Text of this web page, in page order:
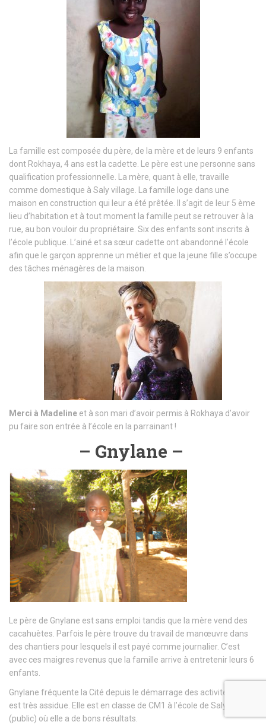
La famille est composée du père, de la mère et de leurs 9 enfants
dont Rokhaya, 4 ans est la cadette. Le père est une personne sans
qualification professionnelle. La mère, quant à elle, travaille
comme domestique à Saly village. La famille loge dans une
maison en construction qui leur a été prêtée. Il s’agit de leur 5 ème
lieu d’habitation et à tout moment la famille peut se retrouver à la
rue, au bon vouloir du propriétaire. Six des enfants sont inscrits à
l’école publique. L’ainé et sa sœur cadette ont abandonné l’école
afin que le garçon apprenne un métier et que la jeune fille s’occupe
des tâches ménagères de la maison.
Merci à Madeline et à son mari d’avoir permis à Rokhaya d’avoir
pu faire son entrée à l’école en la parrainant !
– Gnylane –
Le père de Gnylane est sans emploi tandis que la mère vend des
cacahuètes. Parfois le père trouve du travail de manœuvre dans
des chantiers pour lesquels il est payé comme journalier. C’est
avec ces maigres revenus que la famille arrive à entretenir leurs 6
enfants.
Gnylane fréquente la Cité depuis le démarrage des activités et elle
est très assidue. Elle est en classe de CM1 à l’école de Saly Darou
(public) où elle a de bons résultats.